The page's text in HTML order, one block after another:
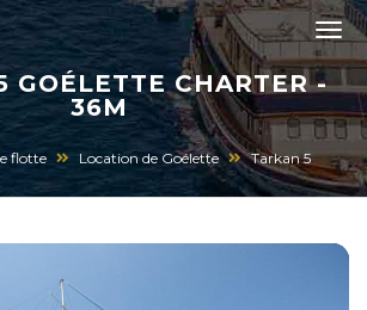
GOÉLETTE CHARTER -
36M
flotte Location de Goélette Tarkan 5